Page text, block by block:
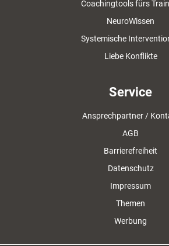
Coachingtools fürs
NeuroWissen
Systemische
Liebe Konflikte
Service
Ansprechpartner /
AGB
Barrierefreiheit
Datenschutz
Impressum
Themen
Werbung